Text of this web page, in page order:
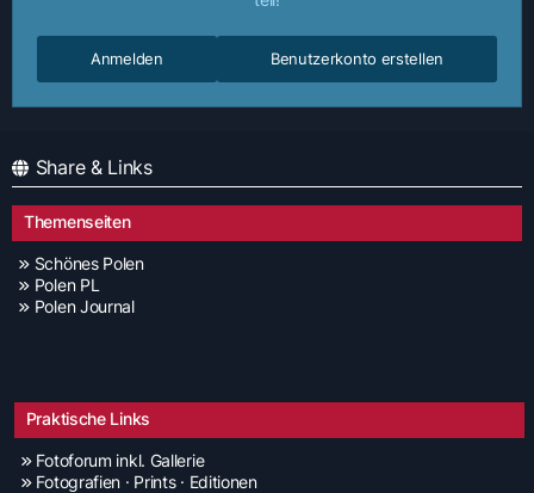
Benutzerkonto erstellen
Anmelden
Share & Links
Themenseiten
Schönes Polen
Polen PL
Polen Journal
Praktische Links
Fotoforum inkl. Gallerie
Fotografien · Prints · Editionen